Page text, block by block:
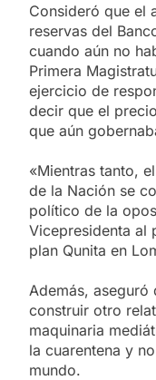
Consideró que el
reservas del
cuando aún no
Primera
ejercicio de
decir que el
que aún
«Mientras tanto,
de la Nación se
político de la
Vicepresidenta al
plan Qunita en
Además,
construir otro
maquinaria
la cuarentena y
mundo.